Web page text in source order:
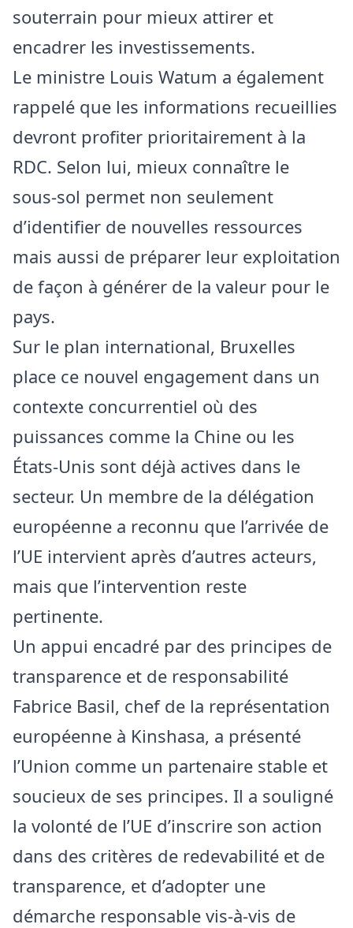
souterrain pour mieux attirer et
encadrer les investissements.
Le ministre Louis Watum a également
rappelé que les informations recueillies
devront profiter prioritairement à la
RDC. Selon lui, mieux connaître le
sous‑sol permet non seulement
d’identifier de nouvelles ressources
mais aussi de préparer leur exploitation
de façon à générer de la valeur pour le
pays.
Sur le plan international, Bruxelles
place ce nouvel engagement dans un
contexte concurrentiel où des
puissances comme la Chine ou les
États‑Unis sont déjà actives dans le
secteur. Un membre de la délégation
européenne a reconnu que l’arrivée de
l’UE intervient après d’autres acteurs,
mais que l’intervention reste
pertinente.
Un appui encadré par des principes de
transparence et de responsabilité
Fabrice Basil, chef de la représentation
européenne à Kinshasa, a présenté
l’Union comme un partenaire stable et
soucieux de ses principes. Il a souligné
la volonté de l’UE d’inscrire son action
dans des critères de redevabilité et de
transparence, et d’adopter une
démarche responsable vis‑à‑vis de